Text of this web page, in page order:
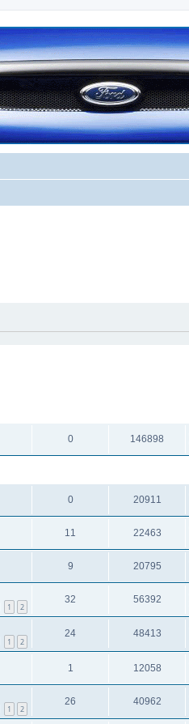
0 146898
0 20911
11 22463
9 20795
1 2
32 56392
1 2
24 48413
1 12058
1 2
26 40962